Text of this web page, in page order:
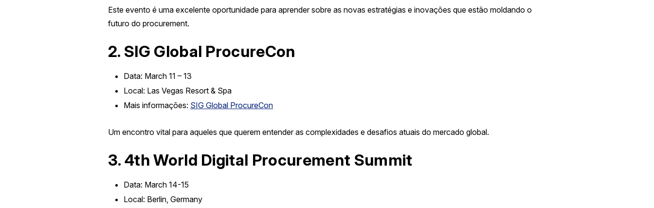
Este evento é uma excelente oportunidade para aprender sobre as novas estratégias e inovações que estão moldando o
futuro do procurement.
2. SIG Global ProcureCon
Data: March 11 – 13
Local: Las Vegas Resort & Spa
Mais informações: SIG Global ProcureCon
Um encontro vital para aqueles que querem entender as complexidades e desafios atuais do mercado global.
3. 4th World Digital Procurement Summit
Data: March 14-15
Local: Berlin, Germany